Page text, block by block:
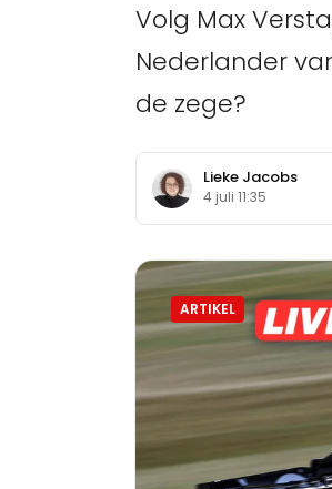
Volg Max
Nederlander
de zege?
Lieke Jacobs
4 juli 11:35
ARTIKEL